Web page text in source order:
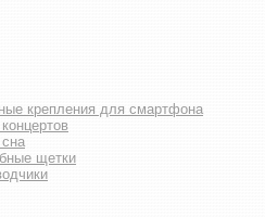
крепления для смартфона
щетки